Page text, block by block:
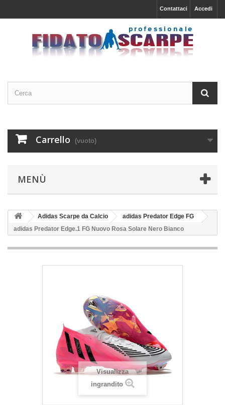
Accedi
Contattaci
Carrello (vuoto)
MENÙ
Adidas Scarpe da Calcio
adidas Predator Edge FG
adidas Predator Edge.1 FG Nuovo Rosa Solare Nero Bianco
Visualizza
ingrandito